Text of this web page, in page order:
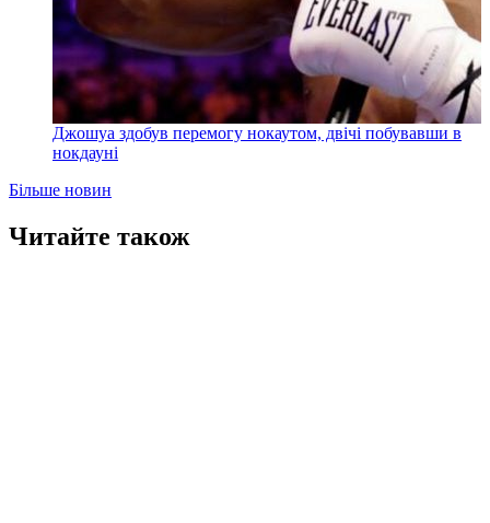
Джошуа здобув перемогу нокаутом, двічі побувавши в
нокдауні
Більше новин
Читайте також